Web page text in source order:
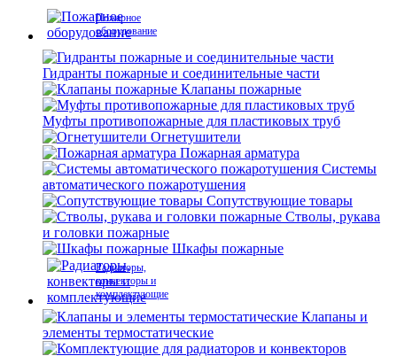
Пожарное
оборудование
Гидранты пожарные и соединительные части
Клапаны пожарные
Муфты противопожарные для пластиковых труб
Огнетушители
Пожарная арматура
Системы
автоматического пожаротушения
Сопутствующие товары
Стволы, рукава
и головки пожарные
Шкафы пожарные
Радиаторы,
конвекторы и
комплектующие
Клапаны и
элементы термостатические